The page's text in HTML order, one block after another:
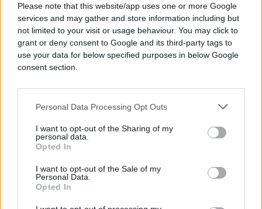
Please note that this website/app uses one or more Google
services and may gather and store information including but
not limited to your visit or usage behaviour. You may click to
grant or deny consent to Google and its third-party tags to
use your data for below specified purposes in below Google
consent section.
Personal Data Processing Opt Outs
I want to opt-out of the Sharing of my
personal data.
Opted In
I want to opt-out of the Sale of my
Personal Data.
Opted In
predstavljate Bošnjake. A dijalog među izabranim
ljudima je obaveza - ne opcija", naveo je Dodik na
"Iksu", prenosi Srna.
On je istakao da šta god da "trojka" napiše i
klizi iz ruku, i to ne zbog, kako kaže, Dodika - već
zbog njih samih.
"Nakon izbora neće vam trebati ni saopštenje ni
prevod - ostaje vam samo skraćena verzija
Stranke "trojke" SDP, NiP, NS saopštile su sinoć da